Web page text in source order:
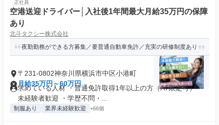
正社員
空港送迎ドライバー│入社後1年間最大月給35万円の保障
あり
北斗タクシー株式会社
夜勤勤務ができる方募集／要普通自動車免許／充実の研修制度あり
〒231-0802神奈川県横浜市中区小港町
月給35万円～60万円
求めている人材 ・普通免許取得1年以上の方（AT限定可） ・
未経験者歓迎 ・学歴不問・...
制服あり 業界未経験歓迎 +66個